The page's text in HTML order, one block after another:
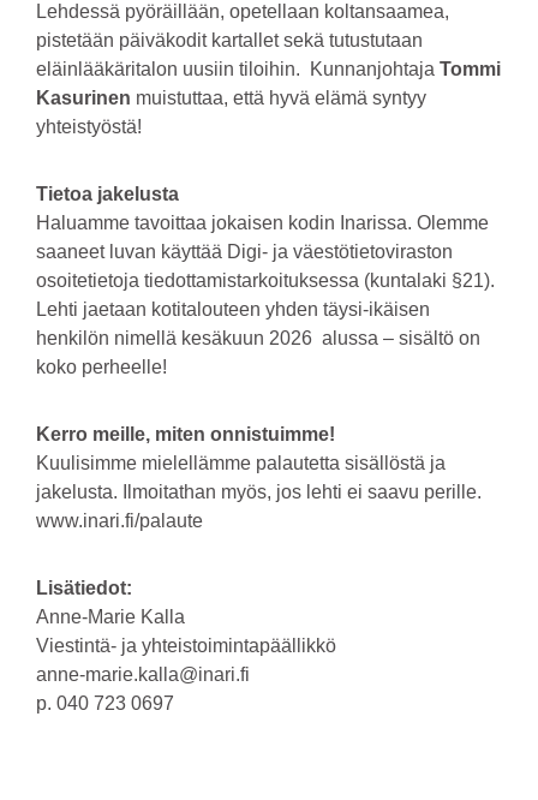
Lehdessä pyöräillään, opetellaan koltansaamea,
pistetään päiväkodit kartallet sekä tutustutaan
eläinlääkäritalon uusiin tiloihin. Kunnanjohtaja Tommi
Kasurinen muistuttaa, että hyvä elämä syntyy
yhteistyöstä!
Tietoa jakelusta
Haluamme tavoittaa jokaisen kodin Inarissa. Olemme
saaneet luvan käyttää Digi- ja väestötietoviraston
osoitetietoja tiedottamistarkoituksessa (kuntalaki §21).
Lehti jaetaan kotitalouteen yhden täysi-ikäisen
henkilön nimellä kesäkuun 2026 alussa – sisältö on
koko perheelle!
Kerro meille, miten onnistuimme!
Kuulisimme mielellämme palautetta sisällöstä ja
jakelusta. Ilmoitathan myös, jos lehti ei saavu perille.
www.inari.fi/palaute
Lisätiedot:
Anne-Marie Kalla
Viestintä- ja yhteistoimintapäällikkö
anne-marie.kalla@inari.fi
p. 040 723 0697